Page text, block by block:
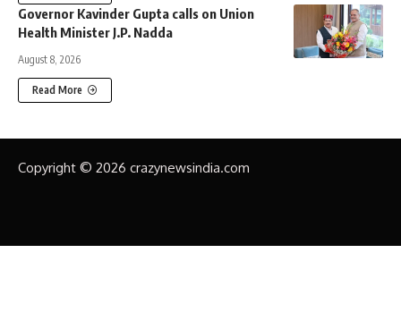
Governor Kavinder Gupta calls on Union
Health Minister J.P. Nadda
August 8, 2026
Read More
Copyright © 2026 crazynewsindia.com